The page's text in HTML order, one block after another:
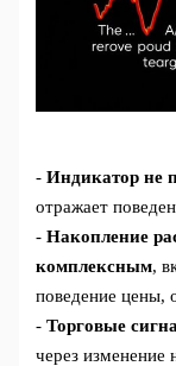
-Индикатор не
отражает
-Накопление
комплексным,
поведение цены,
-Торговые
через изменение